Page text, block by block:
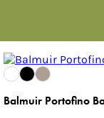
Balmuir Portofino